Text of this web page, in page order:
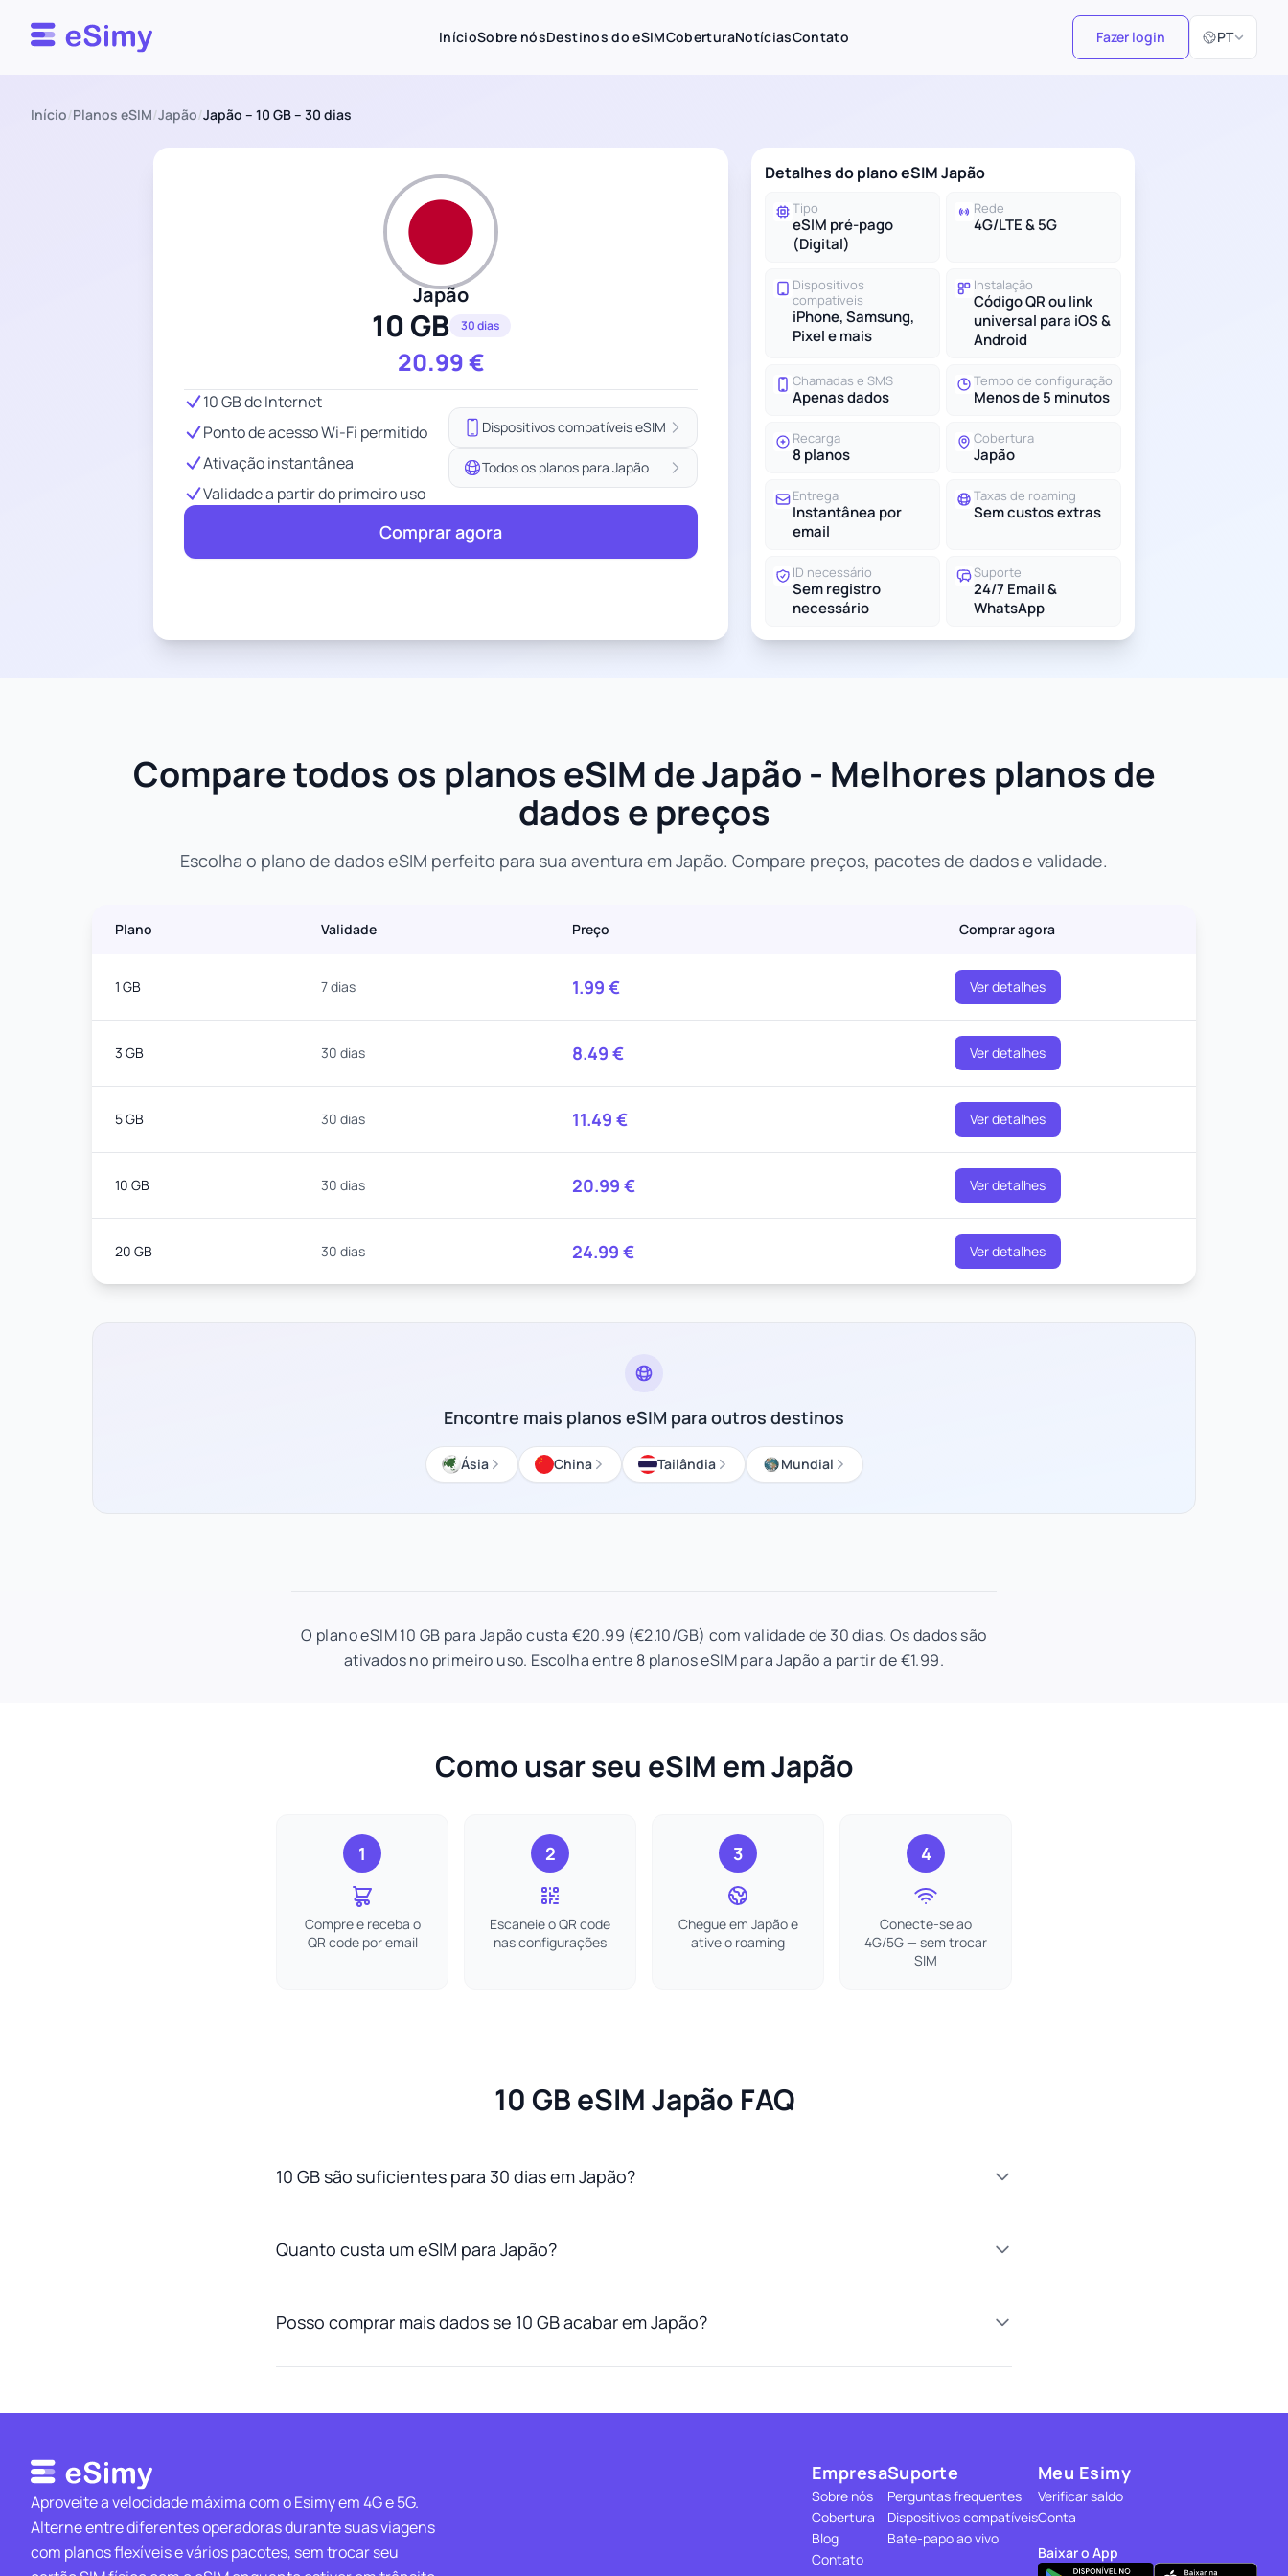
Esimy InícioSobre nósDestinos do eSIMCoberturaNotíciasContato Fazer login PT
Selecionar
Início/Planos eSIM/Japão/Japão – 10 GB – 30 dias
Japão
10 GB 30 dias
20.99€
10 GB de Internet
Ponto de acesso Wi-Fi permitido
Ativação instantânea
Validade a partir do primeiro uso
Dispositivos compatíveis eSIM
Todos os planos para Japão
Comprar agora
Detalhes do plano eSIM Japão
Tipo
eSIM pré-pago
(Digital)
Rede
4G/LTE & 5G
Dispositivos
compatíveis
iPhone, Samsung,
Pixel e mais
Instalação
Código QR ou link
universal para iOS &
Android
Chamadas e SMS
Apenas dados
Tempo de configuração
Menos de 5 minutos
Recarga
8 planos
Cobertura
Japão
Entrega
Instantânea por
email
Taxas de roaming
Sem custos extras
ID necessário
Sem registro
necessário
Suporte
24/7 Email &
WhatsApp
Compare todos os planos eSIM de Japão - Melhores planos de
dados e preços
Escolha o plano de dados eSIM perfeito para sua aventura em Japão. Compare preços, pacotes de dados e validade.
Plano Validade Preço Comprar agora
1 GB 7 dias 1.99 € Ver detalhes
3 GB 30 dias 8.49 € Ver detalhes
5 GB 30 dias 11.49 € Ver detalhes
10 GB 30 dias 20.99 € Ver detalhes
20 GB 30 dias 24.99 € Ver detalhes
Encontre mais planos eSIM para outros destinos
Ásia China Tailândia Mundial
O plano eSIM 10 GB para Japão custa €20.99 (€2.10/GB) com validade de 30 dias. Os dados são
ativados no primeiro uso. Escolha entre 8 planos eSIM para Japão a partir de €1.99.
Como usar seu eSIM em Japão
1
Compre e receba o
QR code por email
2
Escaneie o QR code
nas configurações
3
Chegue em Japão e
ative o roaming
4
Conecte-se ao
4G/5G — sem trocar
SIM
10 GB eSIM Japão FAQ
10 GB são suficientes para 30 dias em Japão?
Quanto custa um eSIM para Japão?
Posso comprar mais dados se 10 GB acabar em Japão?
Aproveite a velocidade máxima com o Esimy em 4G e 5G.
Alterne entre diferentes operadoras durante suas viagens
com planos flexíveis e vários pacotes, sem trocar seu
Empresa
Sobre nós
Cobertura
Blog
Contato
Suporte
Perguntas frequentes
Dispositivos compatíveis
Bate-papo ao vivo
Meu Esimy
Verificar saldo
Conta
Baixar o App